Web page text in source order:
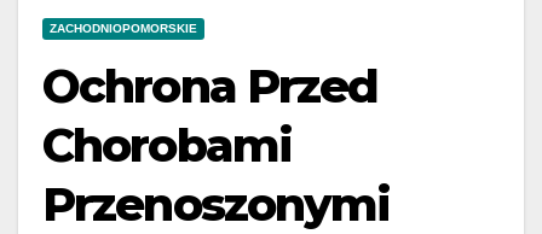
ZACHODNIOPOMORSKIE
Ochrona Przed
Chorobami
Przenoszonymi